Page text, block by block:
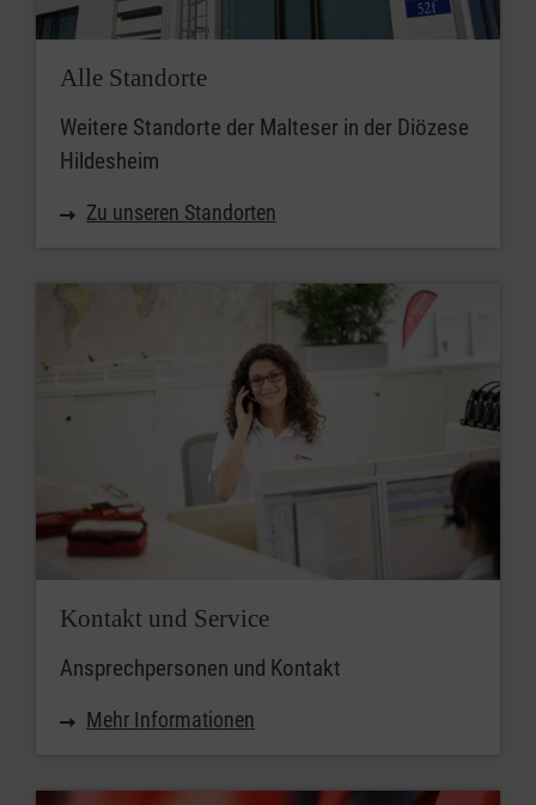
Alle Standorte
Weitere Standorte der Malteser in der Diözese
Hildesheim
Zu unseren Standorten
Kontakt und Service
Ansprechpersonen und Kontakt
Mehr Informationen